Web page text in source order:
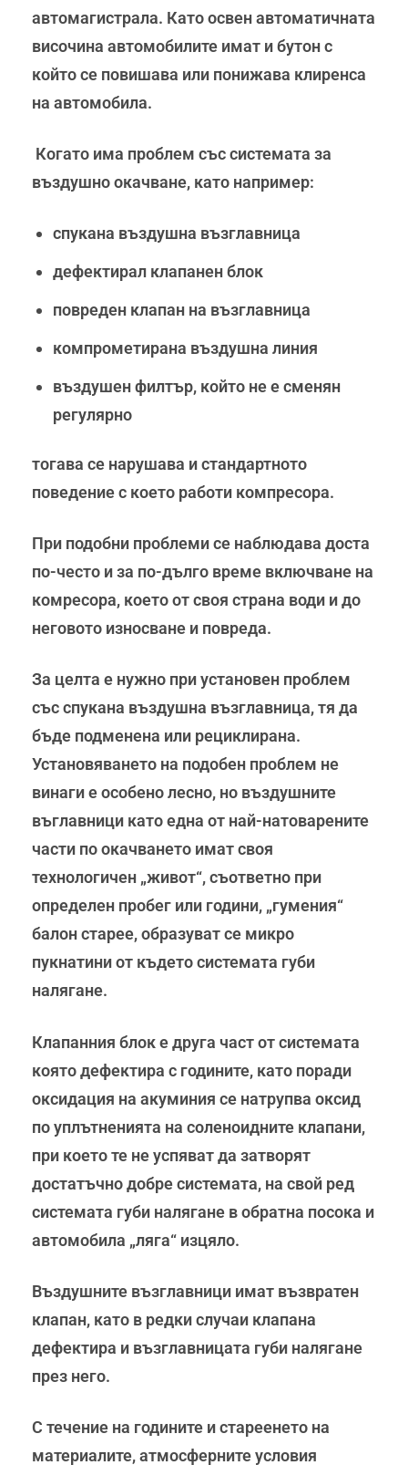
автомагистрала. Като освен автоматичната
височина автомобилите имат и бутон с
който се повишава или понижава клиренса
на автомобила.
Когато има проблем със системата за
въздушно окачване, като например:
спукана въздушна възглавница
дефектирал клапанен блок
повреден клапан на възглавница
компрометирана въздушна линия
въздушен филтър, който не е сменян
регулярно
тогава се нарушава и стандартното
поведение с което работи компресора.
При подобни проблеми се наблюдава доста
по-често и за по-дълго време включване на
комресора, което от своя страна води и до
неговото износване и повреда.
За целта е нужно при установен проблем
със спукана въздушна възглавница, тя да
бъде подменена или рециклирана.
Установяването на подобен проблем не
винаги е особено лесно, но въздушните
въглавници като една от най-натоварените
части по окачването имат своя
технологичен „живот“, съответно при
определен пробег или години, „гумения“
балон старее, образуват се микро
пукнатини от където системата губи
налягане.
Клапанния блок е друга част от системата
която дефектира с годините, като поради
оксидация на акуминия се натрупва оксид
по уплътненията на соленоидните клапани,
при което те не успяват да затворят
достатъчно добре системата, на свой ред
системата губи налягане в обратна посока и
автомобила „ляга“ изцяло.
Въздушните възглавници имат възвратен
клапан, като в редки случаи клапана
дефектира и възглавницата губи налягане
през него.
С течение на годините и стареенето на
материалите, атмосферните условия